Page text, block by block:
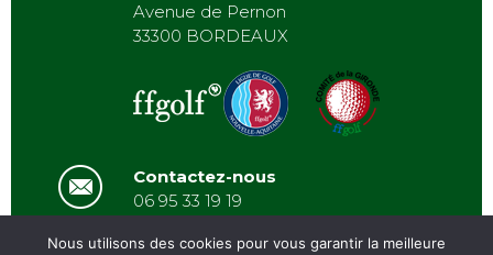
Avenue de Pernon
33300 BORDEAUX
Contactez-nous
06 95 33 19 19
Nous utilisons des cookies pour vous garantir la meilleure